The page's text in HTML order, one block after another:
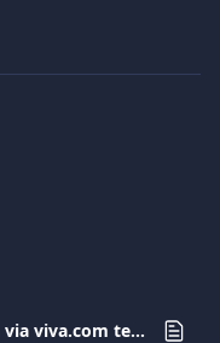
Jag försöker utföra en transaktion via viva.com terminal och den misslyckas. Vad är fel?